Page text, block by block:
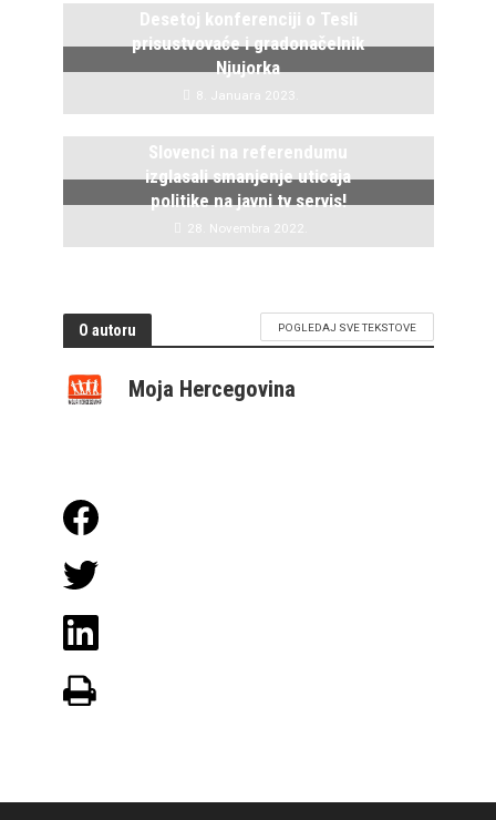
Desetoj konferenciji o Tesli
prisustvovaće i gradonačelnik
Njujorka
8. Januara 2023.
Slovenci na referendumu
izglasali smanjenje uticaja
politike na javni tv servis!
28. Novembra 2022.
O autoru POGLEDAJ SVE TEKSTOVE
Moja Hercegovina